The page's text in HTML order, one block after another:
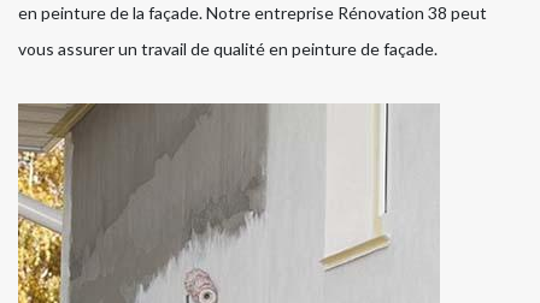
en peinture de la façade. Notre entreprise Rénovation 38 peut
vous assurer un travail de qualité en peinture de façade.